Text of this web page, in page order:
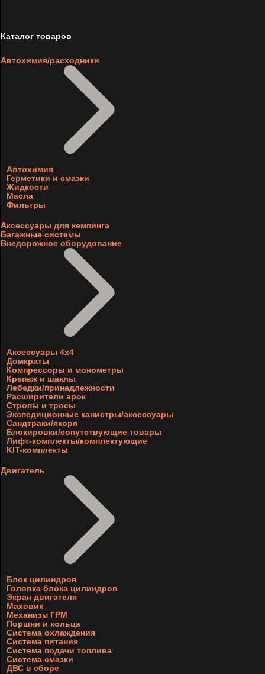
Каталог товаров
Автохимия/расходники
Автохимия
Герметики и смазки
Жидкости
Масла
Фильтры
Аксессуары для кемпинга
Багажные системы
Внедорожное оборудование
Аксессуары 4х4
Домкраты
Компрессоры и монометры
Крепеж и шаклы
Лебедки/принадлежности
Расширители арок
Стропы и тросы
Экспедиционные канистры/аксессуары
Сандтраки/якоря
Блокировки/сопутствующие товары
Лифт-комплекты/комплектующие
KIT-комплекты
Двигатель
Блок цилиндров
Головка блока цилиндров
Экран двигателя
Маховик
Механизм ГРМ
Поршни и кольца
Система охлаждения
Система питания
Система подачи топлива
Система смазки
ДВС в сборе